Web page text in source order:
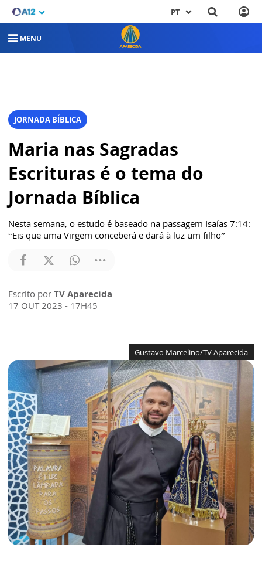
PT
MENU
JORNADA BÍBLICA
Maria nas Sagradas
Escrituras é o tema do
Jornada Bíblica
Nesta semana, o estudo é baseado na passagem Isaías 7:14:
“Eis que uma Virgem conceberá e dará à luz um filho”
Escrito por TV Aparecida
17 OUT 2023 - 17H45
Gustavo Marcelino/TV Aparecida